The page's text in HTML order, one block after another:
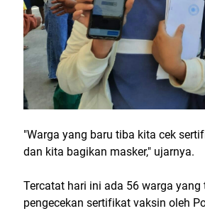
"Warga yang baru tiba kita cek
dan kita bagikan masker," ujarnya.
Tercatat hari ini ada 56 warga
pengecekan sertifikat vaksin oleh